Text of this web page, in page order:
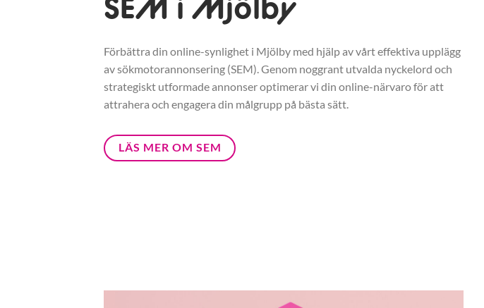
Förbättra din online-synlighet i Mjölby med hjälp av vårt effektiva upplägg
av sökmotorannonsering (SEM). Genom noggrant utvalda nyckelord och
strategiskt utformade annonser optimerar vi din online-närvaro för att
attrahera och engagera din målgrupp på bästa sätt.
LÄS MER OM SEM